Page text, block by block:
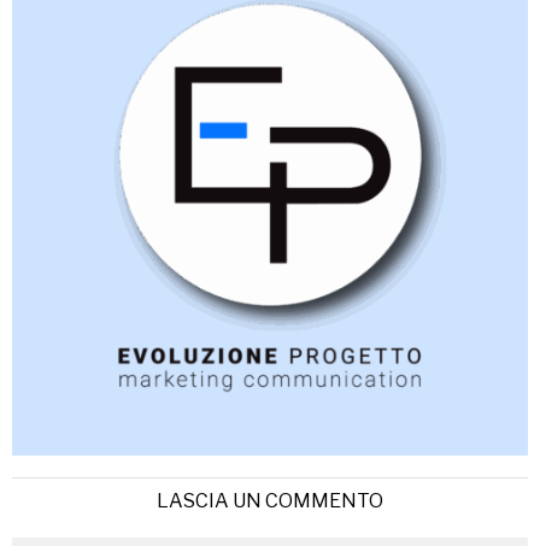
LASCIA UN COMMENTO